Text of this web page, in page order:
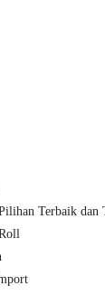
Terbaik dan